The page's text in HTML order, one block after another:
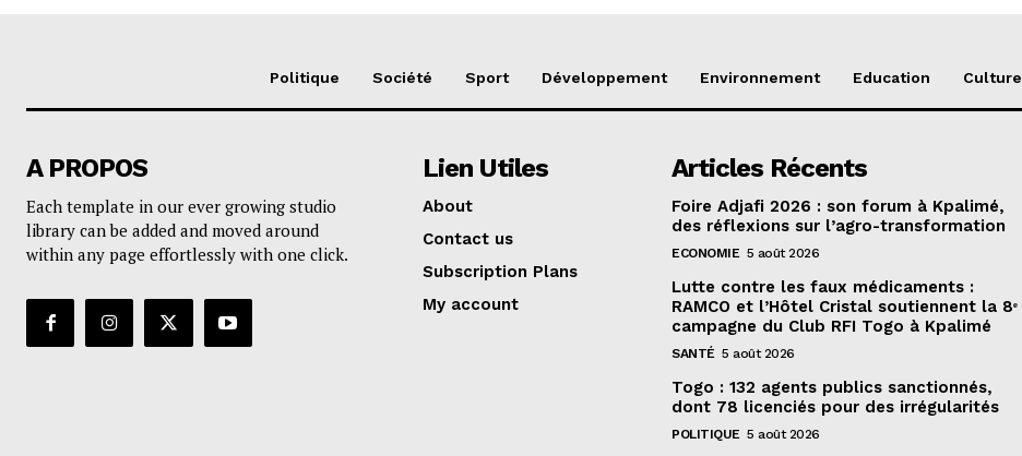
Politique Société Sport Développement Environnement Education Culture
A PROPOS
Each template in our ever growing studio
library can be added and moved around
within any page effortlessly with one click.
Lien Utiles
About
Contact us
Subscription Plans
My account
Articles Récents
Foire Adjafi 2026 : son forum à Kpalimé,
des réflexions sur l’agro-transformation
ECONOMIE 5 août 2026
Lutte contre les faux médicaments :
RAMCO et l’Hôtel Cristal soutiennent la 8ᵉ
campagne du Club RFI Togo à Kpalimé
SANTÉ 5 août 2026
Togo : 132 agents publics sanctionnés,
dont 78 licenciés pour des irrégularités
POLITIQUE 5 août 2026